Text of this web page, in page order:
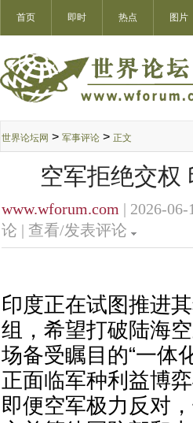
首页 即时 热点 图片
世界论坛网 > 军事评论 > 正文
空军拒绝交权
www.wforum.com | 2026-
论 | 查看/发表评论
印度正在试图推进
组，希望打破陆海
场备受瞩目的“一体
正面临军种利益博
即便空军极力反对